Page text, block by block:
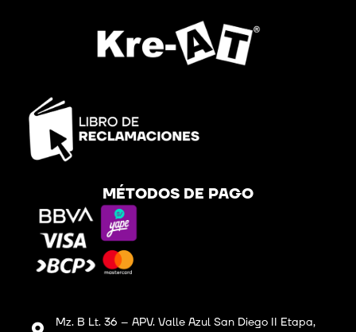
MÉTODOS DE PAGO
Mz. B Lt. 36 – APV. Valle Azul San Diego II Etapa,